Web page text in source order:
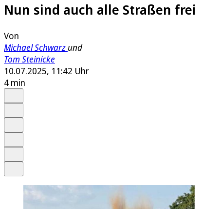
Nun sind auch alle Straßen frei
Von
Michael Schwarz und
Tom Steinicke
10.07.2025, 11:42 Uhr
4 min